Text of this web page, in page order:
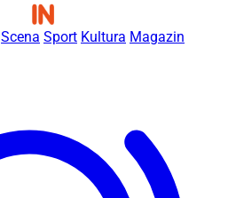
Scena Sport Kultura Magazin